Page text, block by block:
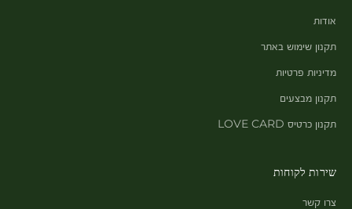
אודות
תקנון שימוש באתר
מדיניות פרטיות
תקנון מבצעים
תקנון כרטיס LOVE CARD
שירות לקוחות
צרו קשר